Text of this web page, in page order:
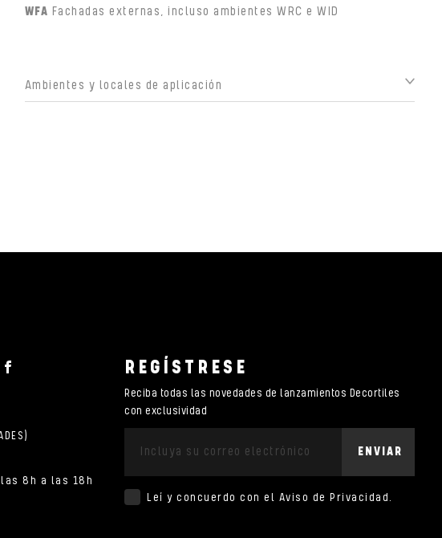
WFA Fachadas externas, incluso ambientes WRC e WID
Ambientes y locales de aplicación
8h a las 18h
REGÍSTRESE
Reciba todas las novedades de lanzamientos Decortiles
con exclusividad
ENVIAR
Leí y concuerdo con el Aviso de Privacidad.